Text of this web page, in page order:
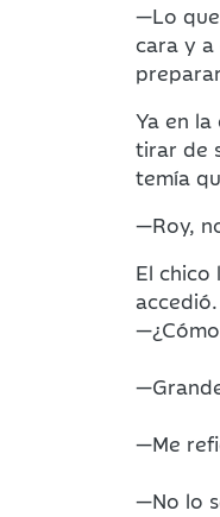
—Lo
cara y a
Ya en
tirar de
temía
—Roy,
El chico
accedió.
—Me
—No lo